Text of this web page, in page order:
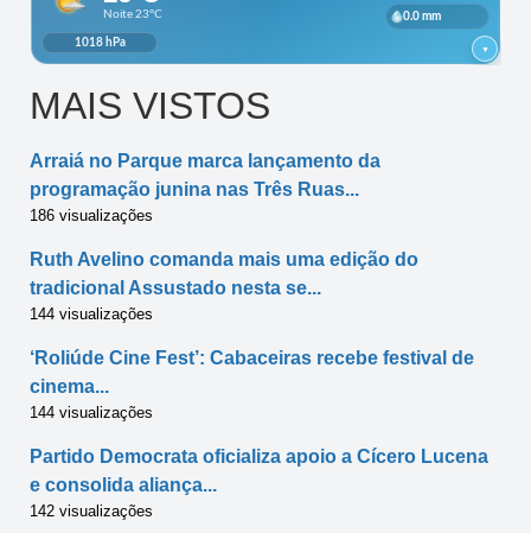
MAIS VISTOS
Arraiá no Parque marca lançamento da
programação junina nas Três Ruas...
186 visualizações
Ruth Avelino comanda mais uma edição do
tradicional Assustado nesta se...
144 visualizações
‘Roliúde Cine Fest’: Cabaceiras recebe festival de
cinema...
144 visualizações
Partido Democrata oficializa apoio a Cícero Lucena
e consolida aliança...
142 visualizações